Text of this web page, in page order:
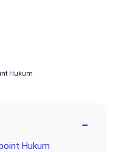
Hukum
−
Hukum